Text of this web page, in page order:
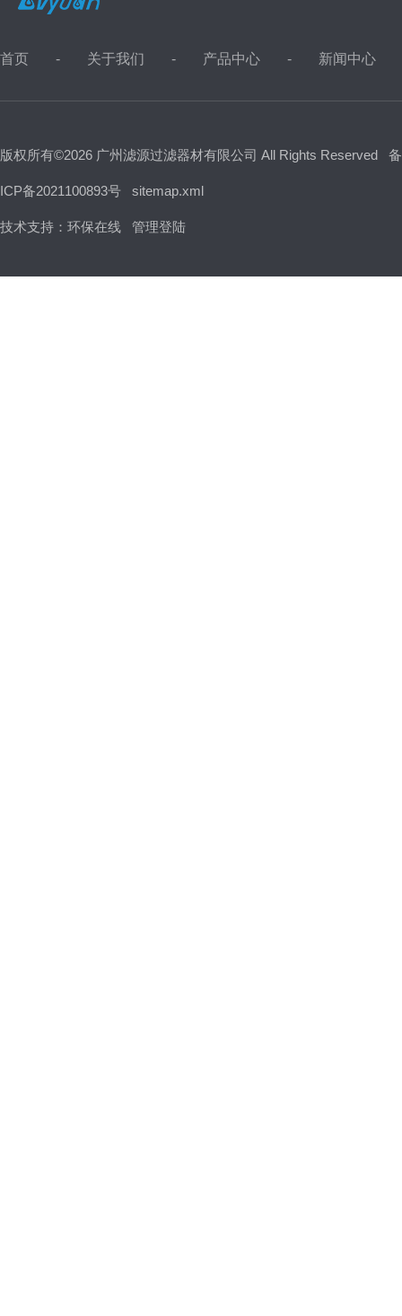
首页 关于我们 产品中心 新闻中心
版权所有©2026 广州滤源过滤器材有限公司 All Rights Reserved
ICP备2021100893号 sitemap.xml
技术支持： 环保在线 管理登陆